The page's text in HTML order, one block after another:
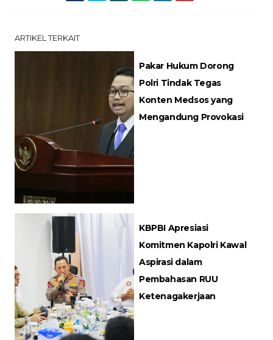
ARTIKEL TERKAIT
Pakar Hukum Dorong
Polri Tindak Tegas
Konten Medsos yang
Mengandung Provokasi
KBPBI Apresiasi
Komitmen Kapolri Kawal
Aspirasi dalam
Pembahasan RUU
Ketenagakerjaan